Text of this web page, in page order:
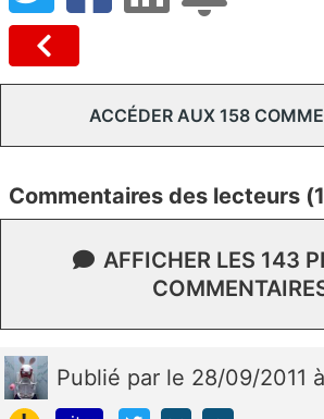
ACCÉDER AUX 158
Commentaires des lecteurs
AFFICHER LES 143
Publié par le 28/09/2011